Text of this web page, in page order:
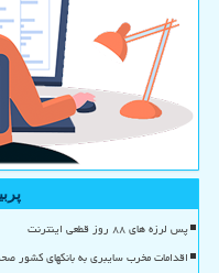
پس لرزه های ۸۸ روز قطعی اینترنت
اقدامات مخرب سایبری به بانکهای کشور